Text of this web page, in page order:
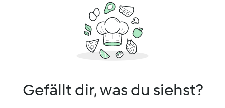
Gefällt dir, was du siehst?